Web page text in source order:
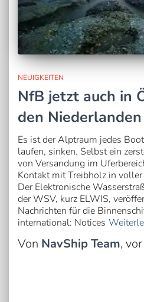
NEUIGKEITEN
NfB jetzt auch in
den Niederlanden
Es ist der Alptraum jedes
laufen, sinken. Selbst ein
von Versandung im
Kontakt mit Treibholz in
Der Elektronische
der WSV, kurz ELWIS,
Nachrichten für die
international: Notices
Von NavShip Team, vor